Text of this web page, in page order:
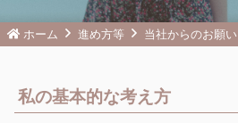
ホーム 進め方等 当社からのお願い
私の基本的な考え方